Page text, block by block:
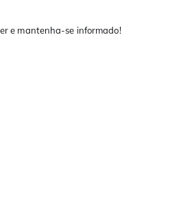
e mantenha-se informado!